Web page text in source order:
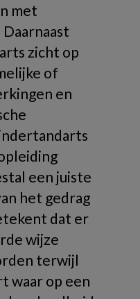
met
zicht op
of
en
een juiste
het gedrag
dat er
wijze
terwijl
waar op een